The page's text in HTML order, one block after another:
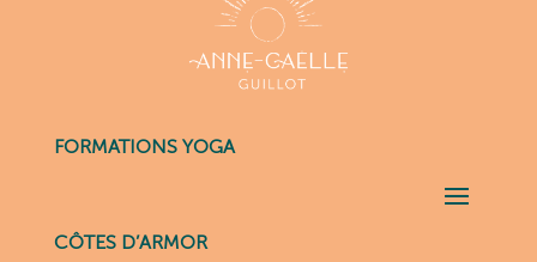
FORMATIONS YOGA
CÔTES D’ARMOR